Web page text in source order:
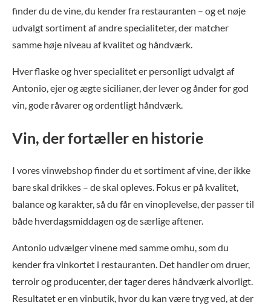
finder du de vine, du kender fra restauranten – og et nøje
udvalgt sortiment af andre specialiteter, der matcher
samme høje niveau af kvalitet og håndværk.
Hver flaske og hver specialitet er personligt udvalgt af
Antonio, ejer og ægte sicilianer, der lever og ånder for god
vin, gode råvarer og ordentligt håndværk.
Vin, der fortæller en historie
I vores vinwebshop finder du et sortiment af vine, der ikke
bare skal drikkes – de skal opleves. Fokus er på kvalitet,
balance og karakter, så du får en vinoplevelse, der passer til
både hverdagsmiddagen og de særlige aftener.
Antonio udvælger vinene med samme omhu, som du
kender fra vinkortet i restauranten. Det handler om druer,
terroir og producenter, der tager deres håndværk alvorligt.
Resultatet er en vinbutik, hvor du kan være tryg ved, at der